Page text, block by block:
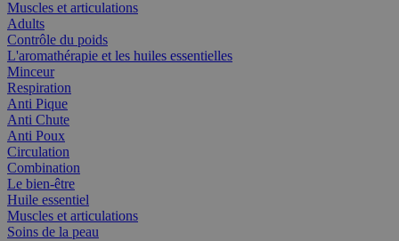
Muscles et articulations
Adults
Contrôle du poids
L'aromathérapie et les huiles essentielles
Minceur
Respiration
Anti Pique
Anti Chute
Anti Poux
Circulation
Combination
Le bien-être
Huile essentiel
Muscles et articulations
Soins de la peau